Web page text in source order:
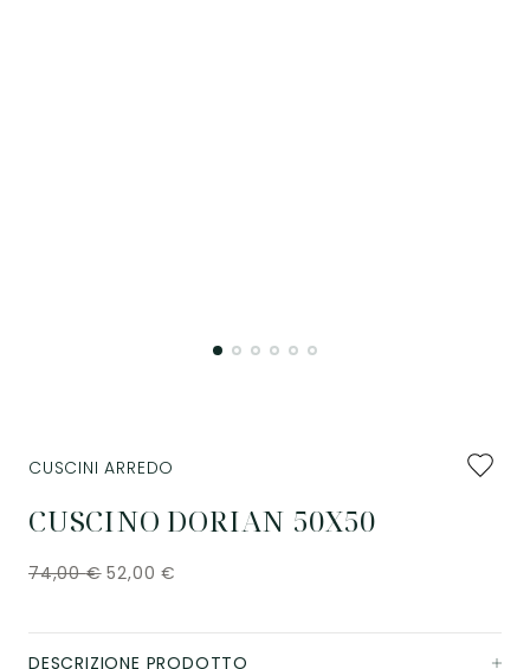
CUSCINO DORIAN 50X50
CUSCINI ARREDO
74,00€ 52,00€
DESCRIZIONE PRODOTTO